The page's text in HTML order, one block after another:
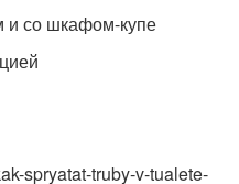
и со шкафом-купе
spryatat-truby-v-tualete-